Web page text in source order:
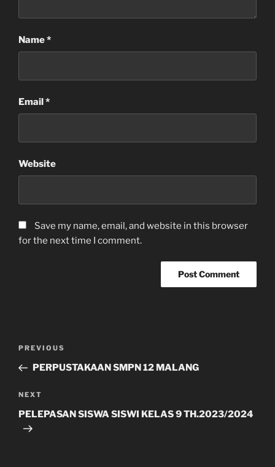
Name*
Email*
Website
Save my name, email, and website in this browser
for the next time I comment.
Previous
Post
PREVIOUS
PERPUSTAKAAN SMPN 12 MALANG
Next
Post
NEXT
PELEPASAN SISWA SISWI KELAS 9 TH.2023/2024